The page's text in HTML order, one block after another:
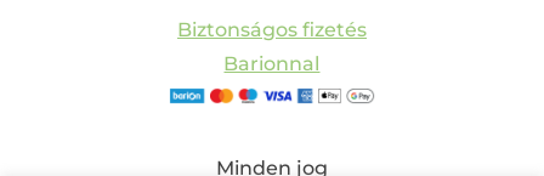
Biztonságos fizetés
Barionnal
Minden jog